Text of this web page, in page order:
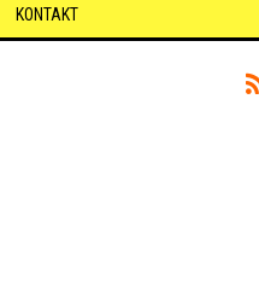
KONTAKT